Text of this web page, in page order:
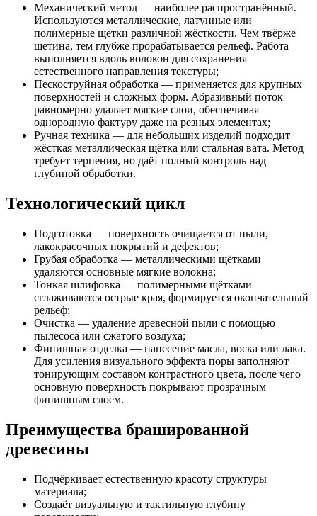
Механический метод — наиболее распространённый.
Используются металлические, латунные или
полимерные щётки различной жёсткости. Чем твёрже
щетина, тем глубже прорабатывается рельеф. Работа
выполняется вдоль волокон для сохранения
естественного направления текстуры;
Пескоструйная обработка — применяется для крупных
поверхностей и сложных форм. Абразивный поток
равномерно удаляет мягкие слои, обеспечивая
однородную фактуру даже на резных элементах;
Ручная техника — для небольших изделий подходит
жёсткая металлическая щётка или стальная вата. Метод
требует терпения, но даёт полный контроль над
глубиной обработки.
Технологический цикл
Подготовка — поверхность очищается от пыли,
лакокрасочных покрытий и дефектов;
Грубая обработка — металлическими щётками
удаляются основные мягкие волокна;
Тонкая шлифовка — полимерными щётками
сглаживаются острые края, формируется окончательный
рельеф;
Очистка — удаление древесной пыли с помощью
пылесоса или сжатого воздуха;
Финишная отделка — нанесение масла, воска или лака.
Для усиления визуального эффекта поры заполняют
тонирующим составом контрастного цвета, после чего
основную поверхность покрывают прозрачным
финишным слоем.
Преимущества брашированной
древесины
Подчёркивает естественную красоту структуры
материала;
Создаёт визуальную и тактильную глубину